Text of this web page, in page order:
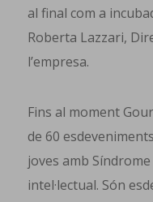
al final com a
Roberta Lazzari,
l’empresa.
Fins al moment
de 60
joves amb
intel·lectual. Són